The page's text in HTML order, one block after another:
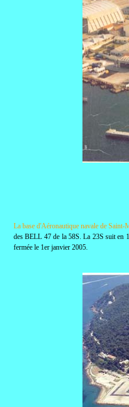
La base d'Aéronautique navale de
des BELL 47 de la 58S. La 23S suit en
fermée le 1er janvier 2005.